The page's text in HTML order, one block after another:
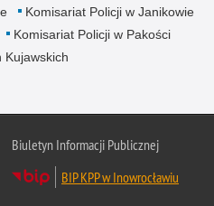
Komisariat Policji w Janikowie
Komisariat Policji w Pakości
Kujawskich
Biuletyn Informacji Publicznej
BIP KPP w Inowrocławiu